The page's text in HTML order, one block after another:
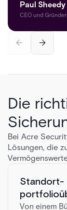
Paul Sheedy
CEO und
gewährleisten.“
Die
Bei Acre
Lösungen, die
Standort-
Von einem